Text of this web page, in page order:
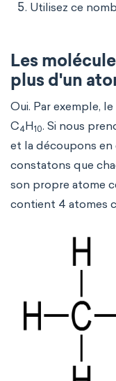
Utilisez ce
Les
plus d'un
Oui. Par exemple,
C4H10. Si nous
et la découpons
constatons que
son propre atome
contient 4 atomes